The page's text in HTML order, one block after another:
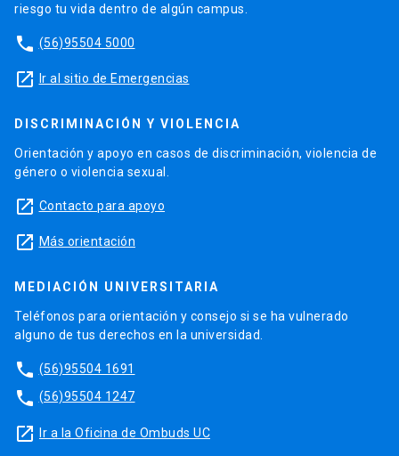
riesgo tu vida dentro de algún campus.
phone (56)95504 5000
launch Ir al sitio de Emergencias
DISCRIMINACIÓN Y VIOLENCIA
Orientación y apoyo en casos de discriminación, violencia de
género o violencia sexual.
launch Contacto para apoyo
launch Más orientación
MEDIACIÓN UNIVERSITARIA
Teléfonos para orientación y consejo si se ha vulnerado
alguno de tus derechos en la universidad.
phone (56)95504 1691
phone (56)95504 1247
launch Ir a la Oficina de Ombuds UC